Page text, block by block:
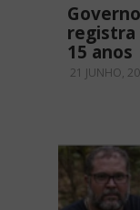
registra
15 anos
21 JUNHO,